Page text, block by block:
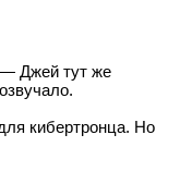
Джей тут же
кибертронца. Но